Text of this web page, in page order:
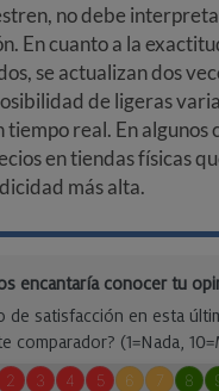
no debe
En cuanto a la
se actualizan dos
de ligeras
tiempo real. En algunos
en tiendas físicas
más alta.